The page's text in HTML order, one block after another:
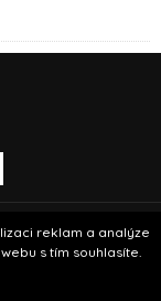
reklam a analýze
s tím souhlasíte.